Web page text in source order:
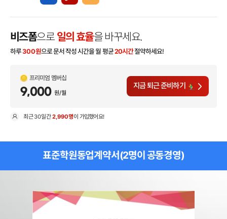
비즈폼으로 일의 효율을 바꾸세요.
하루300원으로 문서 작성 시간을 월 평균20시간절약하세요!
프리미엄 멤버십
9,000 원/월
지금 퇴근 준비하기
최근30일간2,990명이 가입했어요!
표준학원동업계약서(2명이 공동경영)